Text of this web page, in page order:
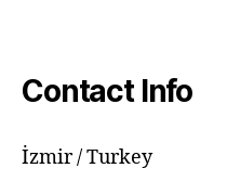
Contact Info
İzmir / Turkey